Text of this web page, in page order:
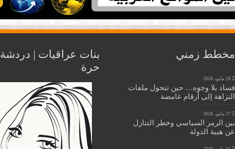
مخطط زمني
28 مايو، 2026
فساد بلا وجوه… حين تتحول ملفات
النزاهة إلى أرقام غامضة
27 مايو، 2026
بين الرمز السياسي وخطر التنازل
عن هيبة الدولة
بنات عراقيات | دردشة
حرة